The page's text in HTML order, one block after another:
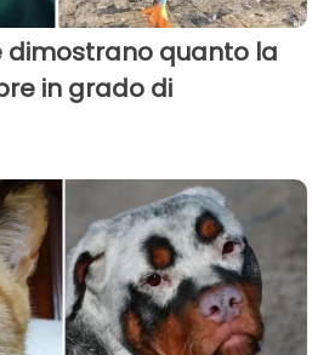
dimostrano quanto la
in grado di